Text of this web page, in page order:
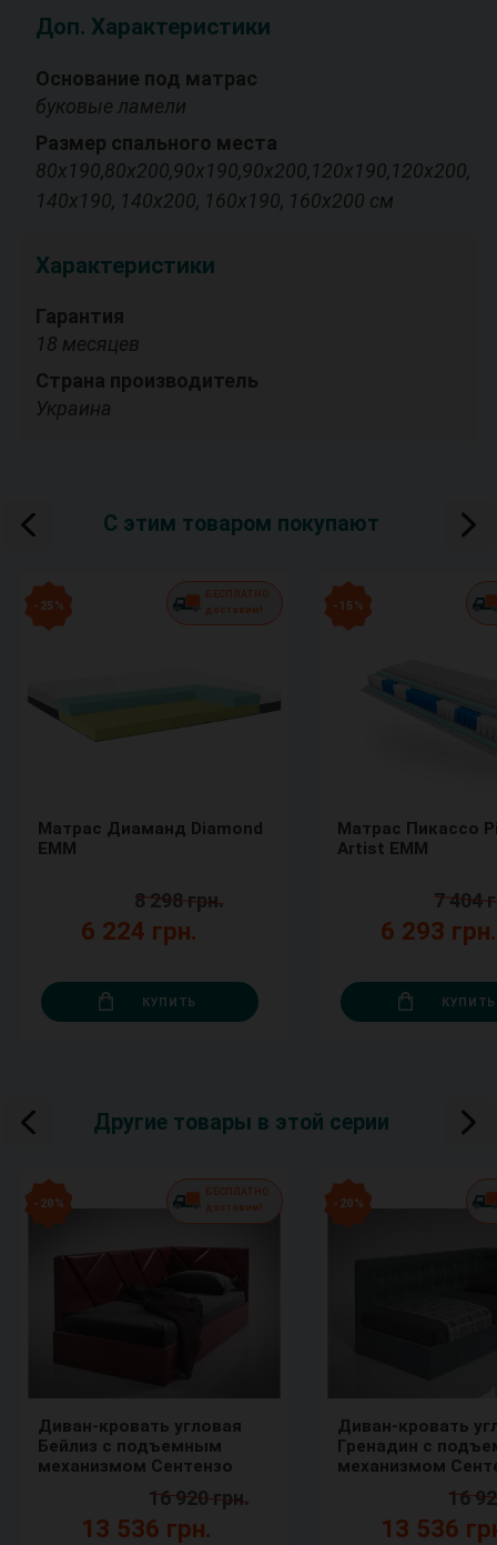
Доп. Характеристики
Основание под матрас
буковые ламели
Размер спального места
80х190,80х200,90х190,90х200,120х190,120х200,
140х190, 140х200, 160х190, 160х200 см
Характеристики
Гарантия
18 месяцев
Страна производитель
Украина
С этим товаром покупают
- 25 %
БЕСПЛАТНО
доставим!
Матрас Диаманд Diamond
ЕММ
6 224 грн.
8 298 грн.
КУПИТЬ
- 15 %
Матрас Пикассо
Artist ЕММ
6 293
7 404
КУПИТЬ
Другие товары в этой серии
- 20 %
БЕСПЛАТНО
доставим!
Диван-кровать угловая
Бейлиз с подъемным
механизмом Сентензо
13 536 грн.
16 920 грн.
- 20 %
Диван-кровать
Гренадин с
механизмом
13 536
16